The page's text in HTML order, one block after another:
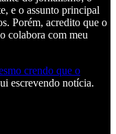
e o assunto principal
Porém, acredito que o
colabora com meu
crendo que o
escrevendo notícia.